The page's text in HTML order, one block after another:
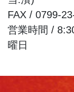
FAX / 0799-
営業時間 /
曜日